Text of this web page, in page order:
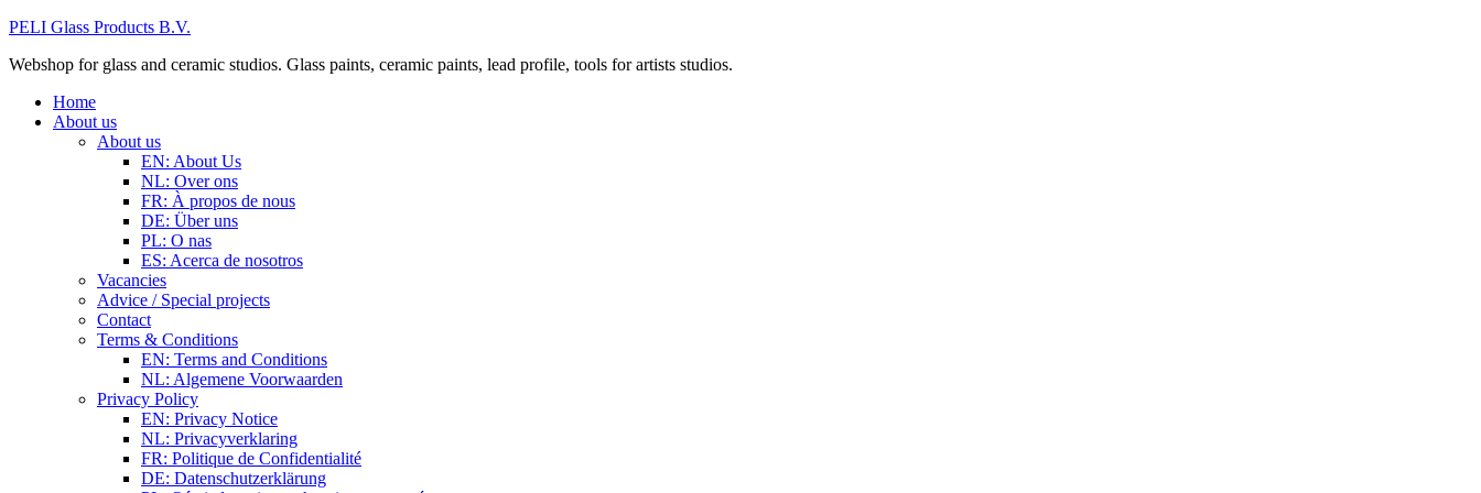
PELI Glass Products B.V.
Webshop for glass and ceramic studios. Glass paints, ceramic paints, lead profile, tools for artists studios.
Home
About us
About us
EN: About Us
NL: Over ons
FR: À propos de nous
DE: Über uns
PL: O nas
ES: Acerca de nosotros
Vacancies
Advice / Special projects
Contact
Terms & Conditions
EN: Terms and Conditions
NL: Algemene Voorwaarden
Privacy Policy
EN: Privacy Notice
NL: Privacyverklaring
FR: Politique de Confidentialité
DE: Datenschutzerklärung